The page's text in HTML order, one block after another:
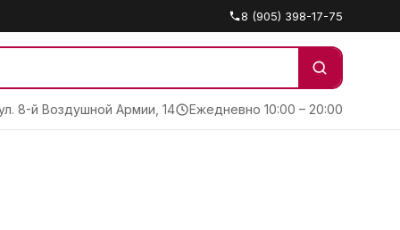
8 (905) 398-17-75
8-й Воздушной Армии, 14 Ежедневно 10:00 – 20:00